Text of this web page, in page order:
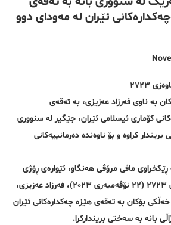
ئێران لە مەودای دوو
بە ناوی فەرزاد عەزیزی، بە تەقەی
کۆماری ئیسلامی ئێران، جێگیر لە سنووری
کراوە و بۆ ناوەندە دەرمانییەکانی
ڕێکخراوی مافی مرۆڤی هەنگاو، ئێوارەی ڕۆژی
چوارشەممە ١ی سەرماوەزی ٢٧٢٣ (٢٢ نۆڤەمبەری ٢٠٢٣)، فەرزاد عەزیزی،
تەمەن ٢٣ ساڵی خەڵکی بۆکان بە تەقەی هێزە چەکدارەکانی ئێران
بانە بە سەختی بریندارکرا.